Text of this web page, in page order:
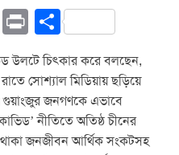
M Pr
in
t
S
h
ar
e
উলটে চিৎকার করে বলছেন,
সোশ্যাল মিডিয়ায় ছড়িয়ে
গুয়াংজুর জনগণকে এভাবে
নীতিতে অতিষ্ঠ চীনের
জনজীবন আর্থিক সংকটসহ